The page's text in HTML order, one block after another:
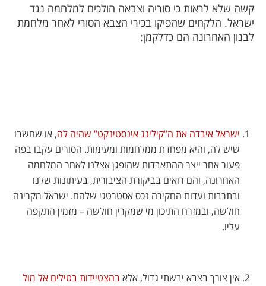
קשה שלא לראות כי סוריה וצבאה הולכים למלחמה נגד
ישראל. הלקחים שהפיקו בכירי הצבא הסורי לאחר מלחמת
לבנון האחרונה הם כדלקמן:
ישראל איבדה את ה”קילינג אינסטינקט” שהיה לה, או שחשבו
שיש לה, והיא מפחדת ממלחמות ומעימות. הסורים עקבו בפה
פעור אחר ייצר ההתאבדות שהופגן אצלנו לאחר המלחמה
האחרונה, והם רואים בביקורת הציבורית, בעיתונות שלנו
ובתרבות ועדות החקירה נכס אסטרטגי שלהם. ישראל מקרינה
חולשה, ובמזרח התיכון מי שמקרין חולשה – מזמין התקפה
עליו.
אין צורך בצבא יבשתי גדול, אלאבהצטיידות בטילים אל מול